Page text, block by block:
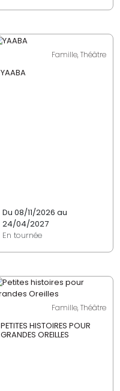
Famille, Théâtre
YAABA
Du 08/11/2026 au
24/04/2027
En tournée
Famille, Théâtre
PETITES HISTOIRES POUR
GRANDES OREILLES